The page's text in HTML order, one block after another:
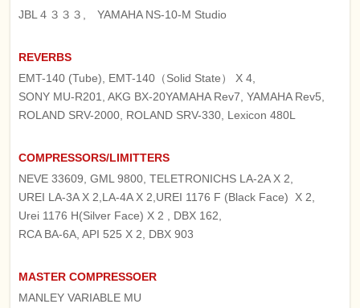
JBL４３３３, YAMAHA NS-10-M Studio
REVERBS
EMT-140 (Tube), EMT-140（Solid State） X 4,
SONY MU-R201, AKG BX-20YAMAHA Rev7, YAMAHA Rev5,
ROLAND SRV-2000, ROLAND SRV-330, Lexicon 480L
COMPRESSORS/LIMITTERS
NEVE 33609, GML 9800, TELETRONICHS LA-2A X 2,
UREI LA-3A X 2,LA-4A X 2,UREI 1176 F (Black Face) X 2,
Urei 1176 H(Silver Face) X 2 , DBX 162,
RCA BA-6A, API 525 X 2, DBX 903
MASTER COMPRESSOER
MANLEY VARIABLE MU